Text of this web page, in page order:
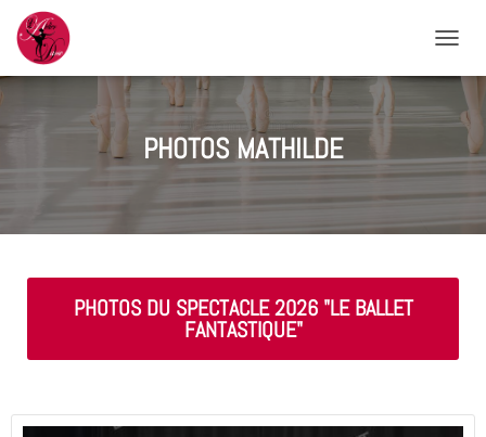
PHOTOS MATHILDE
PHOTOS DU SPECTACLE 2026 "LE BALLET
FANTASTIQUE"